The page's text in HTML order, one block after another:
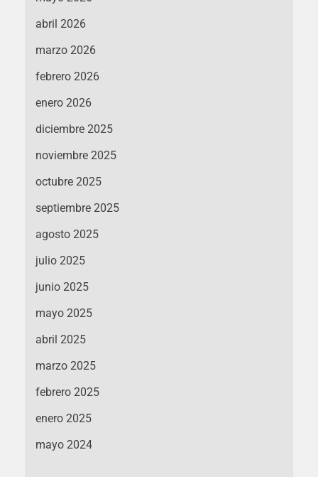
abril 2026
marzo 2026
febrero 2026
enero 2026
diciembre 2025
noviembre 2025
octubre 2025
septiembre 2025
agosto 2025
julio 2025
junio 2025
mayo 2025
abril 2025
marzo 2025
febrero 2025
enero 2025
mayo 2024